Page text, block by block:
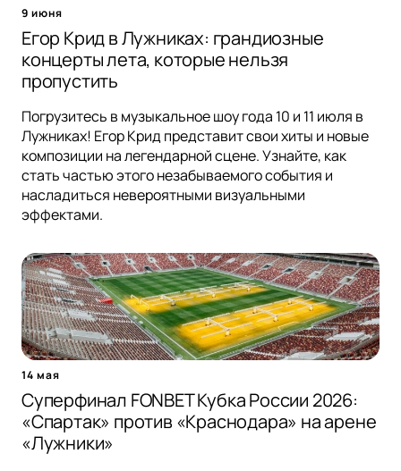
9 июня
Егор Крид в Лужниках: грандиозные
концерты лета, которые нельзя
пропустить
Погрузитесь в музыкальное шоу года 10 и 11 июля в
Лужниках! Егор Крид представит свои хиты и новые
композиции на легендарной сцене. Узнайте, как
стать частью этого незабываемого события и
насладиться невероятными визуальными
эффектами.
14 мая
Суперфинал FONBET Кубка России 2026:
«Спартак» против «Краснодара» на арене
«Лужники»